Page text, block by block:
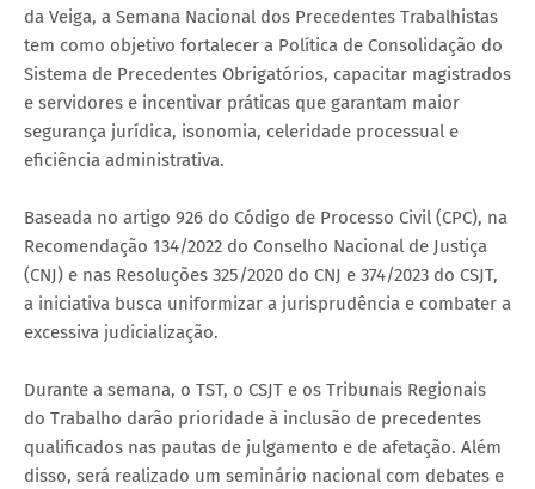
da Veiga, a Semana Nacional dos Precedentes Trabalhistas
tem como objetivo fortalecer a Política de Consolidação do
Sistema de Precedentes Obrigatórios, capacitar magistrados
e servidores e incentivar práticas que garantam maior
segurança jurídica, isonomia, celeridade processual e
eficiência administrativa.
Baseada no artigo 926 do Código de Processo Civil (CPC), na
Recomendação 134/2022 do Conselho Nacional de Justiça
(CNJ) e nas Resoluções 325/2020 do CNJ e 374/2023 do CSJT,
a iniciativa busca uniformizar a jurisprudência e combater a
excessiva judicialização.
Durante a semana, o TST, o CSJT e os Tribunais Regionais
do Trabalho darão prioridade à inclusão de precedentes
qualificados nas pautas de julgamento e de afetação. Além
disso, será realizado um seminário nacional com debates e